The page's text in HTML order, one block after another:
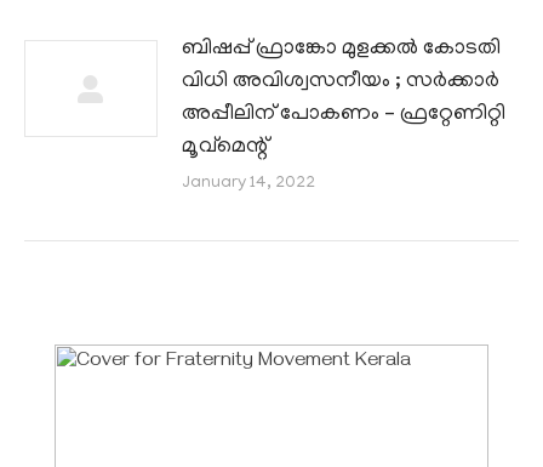
ബിഷപ്പ് ഫ്രാങ്കോ മുളക്കൽ കോടതി
വിധി അവിശ്വസനീയം ; സർക്കാർ
അപ്പീലിന് പോകണം – ഫ്രറ്റേണിറ്റി
മൂവ്മെന്റ്
January 14, 2022